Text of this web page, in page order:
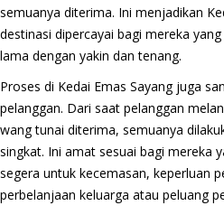
semuanya diterima. Ini menjadikan
destinasi dipercayai bagi mereka
lama dengan yakin dan tenang.
Proses di Kedai Emas Sayang juga
pelanggan. Dari saat pelanggan
wang tunai diterima, semuanya
singkat. Ini amat sesuai bagi mereka
segera untuk kecemasan, keperluan
perbelanjaan keluarga atau peluang